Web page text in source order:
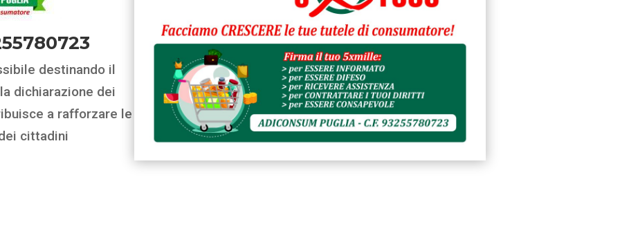
destinando il
dichiarazione dei
a rafforzare le
cittadini